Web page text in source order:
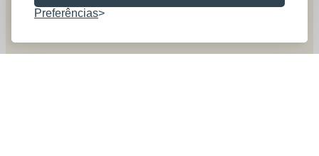
Preferências